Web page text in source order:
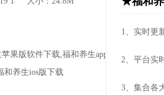
果版软件下载,福和养生app
和养生ios版下载
1、实时更
2、平台实
3、集合各